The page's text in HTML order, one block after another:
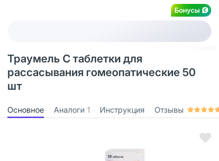
Бонусы
Траумель С таблетки для
рассасывания гомеопатические 50
шт
Основное Аналоги 1 Инструкция Отзывы